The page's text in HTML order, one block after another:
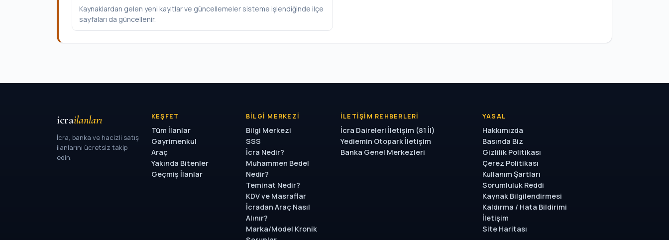
Kaynaklardan gelen yeni kayıtlar ve güncellemeler sisteme işlendiğinde ilçe
sayfaları da güncellenir.
icrailanları
İcra, banka ve hacizli satış
ilanlarını ücretsiz takip
edin.
KEŞFET
Tüm İlanlar
Gayrimenkul
Araç
Yakında Bitenler
Geçmiş İlanlar
BILGI MERKEZI
Bilgi Merkezi
SSS
İcra Nedir?
Muhammen Bedel
Nedir?
Teminat Nedir?
KDV ve Masraflar
İcradan Araç Nasıl
Alınır?
Marka/Model Kronik
İLETIŞIM REHBERLERI
İcra Daireleri İletişim (81 İl)
Yediemin Otopark İletişim
Banka Genel Merkezleri
YASAL
Hakkımızda
Basında Biz
Gizlilik Politikası
Çerez Politikası
Kullanım Şartları
Sorumluluk Reddi
Kaynak Bilgilendirmesi
Kaldırma / Hata Bildirimi
İletişim
Site Haritası